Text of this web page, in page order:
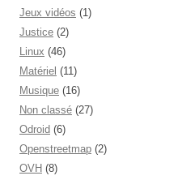
Jeux vidéos (1)
Justice (2)
Linux (46)
Matériel (11)
Musique (16)
Non classé (27)
Odroid (6)
Openstreetmap (2)
OVH (8)